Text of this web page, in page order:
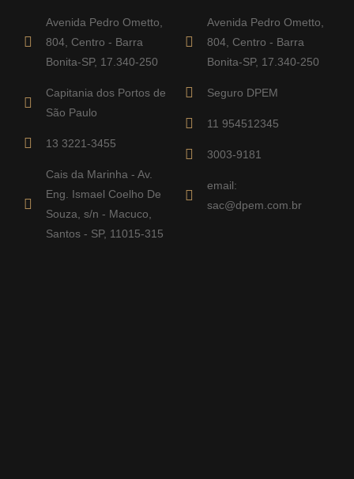
Avenida Pedro Ometto,
804, Centro - Barra
Bonita-SP, 17.340-250
Capitania dos Portos de
São Paulo
13 3221-3455
Cais da Marinha - Av.
Eng. Ismael Coelho De
Souza, s/n - Macuco,
Santos - SP, 11015-315
Avenida Pedro Ometto,
804, Centro - Barra
Bonita-SP, 17.340-250
Seguro DPEM
11 954512345
3003-9181
email:
sac@dpem.com.br